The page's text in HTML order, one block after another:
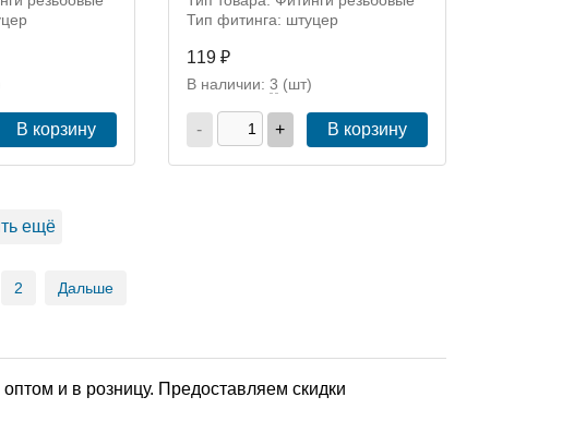
В корзину
Тип фитинга: штуцер
119 ₽
В наличии: 3 (шт)
- + В корзину
ещё
2 Дальше
и в розницу. Предоставляем скидки